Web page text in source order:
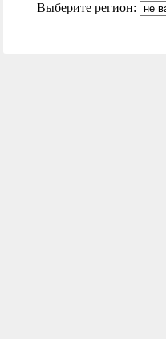
Выберите регион: